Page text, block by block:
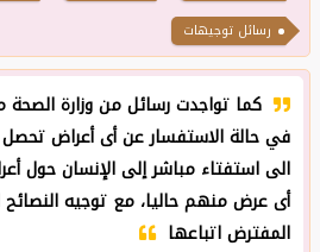
رسائل توجيهات
كما تواجدت رسائل من وزارة الصحة
في حالة الاستفسار عن أى أعراض تحصل
الى استفتاء مباشر إلى الإنسان حول
أى عرض منهم حاليا، مع توجيه النصائح
المفترض اتباعها